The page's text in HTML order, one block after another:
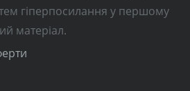
гіперпосилання у першому
матеріал.